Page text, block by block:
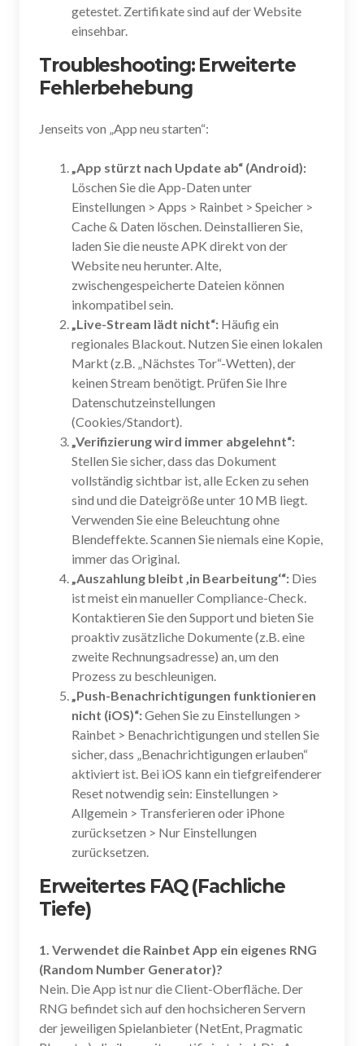
getestet. Zertifikate sind auf der Website
einsehbar.
Troubleshooting: Erweiterte
Fehlerbehebung
Jenseits von „App neu starten“:
„App stürzt nach Update ab“ (Android):
Löschen Sie die App-Daten unter
Einstellungen > Apps > Rainbet > Speicher >
Cache & Daten löschen. Deinstallieren Sie,
laden Sie die neuste APK direkt von der
Website neu herunter. Alte,
zwischengespeicherte Dateien können
inkompatibel sein.
„Live-Stream lädt nicht“: Häufig ein
regionales Blackout. Nutzen Sie einen lokalen
Markt (z.B. „Nächstes Tor“-Wetten), der
keinen Stream benötigt. Prüfen Sie Ihre
Datenschutzeinstellungen
(Cookies/Standort).
„Verifizierung wird immer abgelehnt“:
Stellen Sie sicher, dass das Dokument
vollständig sichtbar ist, alle Ecken zu sehen
sind und die Dateigröße unter 10 MB liegt.
Verwenden Sie eine Beleuchtung ohne
Blendeffekte. Scannen Sie niemals eine Kopie,
immer das Original.
„Auszahlung bleibt ‚in Bearbeitung‘“: Dies
ist meist ein manueller Compliance-Check.
Kontaktieren Sie den Support und bieten Sie
proaktiv zusätzliche Dokumente (z.B. eine
zweite Rechnungsadresse) an, um den
Prozess zu beschleunigen.
„Push-Benachrichtigungen funktionieren
nicht (iOS)“:Gehen Sie zu Einstellungen >
Rainbet > Benachrichtigungen und stellen Sie
sicher, dass „Benachrichtigungen erlauben“
aktiviert ist. Bei iOS kann ein tiefgreifenderer
Reset notwendig sein: Einstellungen >
Allgemein > Transferieren oder iPhone
zurücksetzen > Nur Einstellungen
zurücksetzen.
Erweitertes FAQ (Fachliche
Tiefe)
1. Verwendet die Rainbet App ein eigenes RNG
(Random Number Generator)?
Nein. Die App ist nur die Client-Oberfläche. Der
RNG befindet sich auf den hochsicheren Servern
der jeweiligen Spielanbieter (NetEnt, Pragmatic